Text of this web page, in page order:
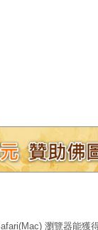
瀏覽器能獲